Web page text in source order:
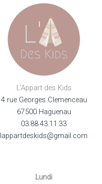
L'Appart des Kids
4 rue Georges Clemenceau
67500 Haguenau
03.88.43.11.33
lappartdeskids@gmail.com
Lundi